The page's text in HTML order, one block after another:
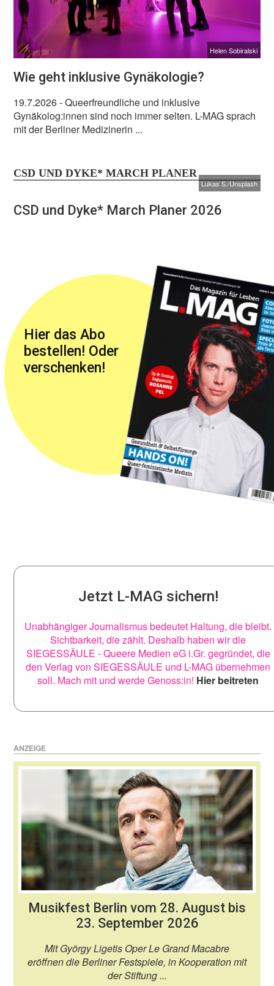
Helen Sobiralski
Wie geht inklusive Gynäkologie?
19.7.2026- Queerfreundliche und inklusive
Gynäkolog:innen sind noch immer selten. L-MAG sprach
mit der Berliner Medizinerin ...
CSD UND DYKE* MARCH PLANER
Lukas S./Unsplash
CSD und Dyke* March Planer 2026
Hier das Abo
bestellen! Oder
verschenken!
Jetzt L-MAG sichern!
Unabhängiger Journalismus bedeutet Haltung, die bleibt.
Sichtbarkeit, die zählt. Deshalb haben wir die
SIEGESSÄULE - Queere Medien eG i.Gr. gegründet, die
den Verlag von SIEGESSÄULE und L-MAG übernehmen
soll. Mach mit und werde Genoss:in! Hier beitreten
ANZEIGE
Musikfest Berlin vom 28. August bis
23. September 2026
Mit György Ligetis Oper Le Grand Macabre
eröffnen die Berliner Festspiele, in Kooperation mit
der Stiftung ...